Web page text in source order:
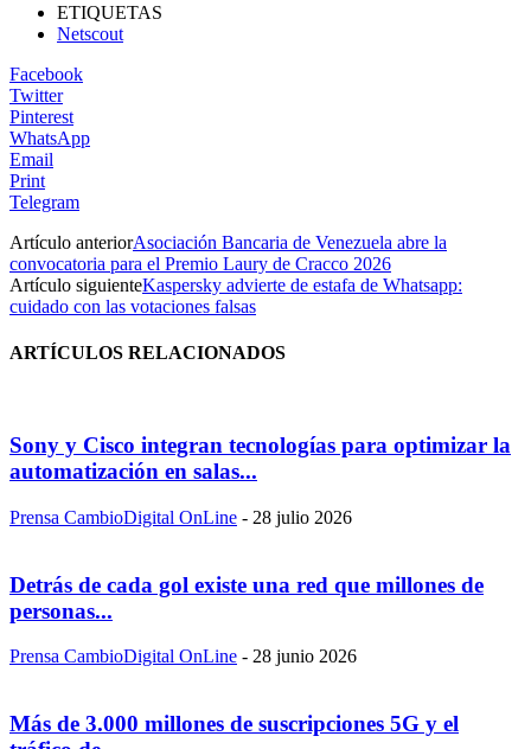
ETIQUETAS
Netscout
Facebook
Twitter
Pinterest
WhatsApp
Email
Print
Telegram
Artículo anteriorAsociación Bancaria de Venezuela abre la
convocatoria para el Premio Laury de Cracco 2026
Artículo siguienteKaspersky advierte de estafa de Whatsapp:
cuidado con las votaciones falsas
ARTÍCULOS RELACIONADOS
Sony y Cisco integran tecnologías para optimizar la
automatización en salas...
Prensa CambioDigital OnLine - 28 julio 2026
Detrás de cada gol existe una red que millones de
personas...
Prensa CambioDigital OnLine - 28 junio 2026
Más de 3.000 millones de suscripciones 5G y el